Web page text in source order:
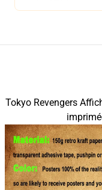
Tokyo Revengers